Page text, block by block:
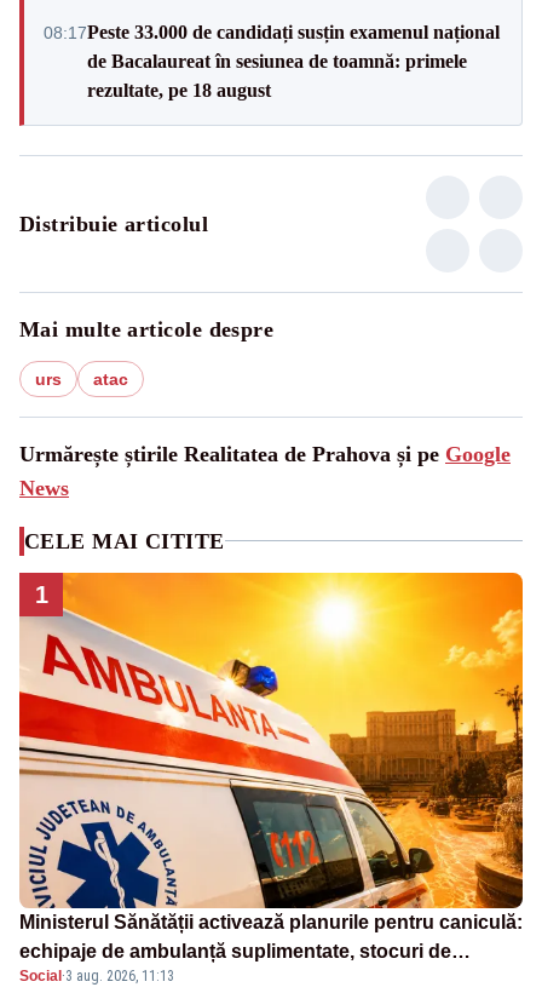
08:17Peste 33.000 de candidați susțin examenul național
de Bacalaureat în sesiunea de toamnă: primele
rezultate, pe 18 august
Distribuie articolul
Mai multe articole despre
urs atac
Urmărește știrile Realitatea de Prahova și pe Google
News
CELE MAI CITITE
1
Ministerul Sănătății activează planurile pentru caniculă:
echipaje de ambulanță suplimentate, stocuri de
medicamente verificate și puncte de apă în spațiile
Social ·3 aug. 2026, 11:13